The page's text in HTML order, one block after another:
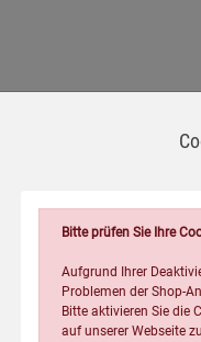
WaffG nur mit
Bitte prüfen Sie Ihre
Aufgrund Ihrer
Problemen der Shop-
Bitte aktivieren Sie die
auf unserer Webseite